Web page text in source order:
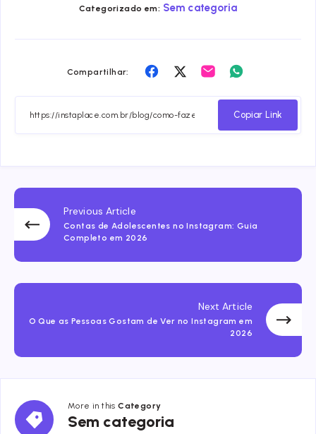
Categorizado em: Sem categoria
Compartilhar:
Compartilhar
Facebook
Compartilhar
Twitter
Compartilhar
Email Whatsapp
Copiar Link
Previous Article
Contas de Adolescentes no Instagram: Guia
Completo em 2026
Next Article
O Que as Pessoas Gostam de Ver no Instagram em
2026
More in thisCategory
Sem categoria
Sem
categoria